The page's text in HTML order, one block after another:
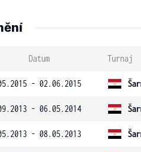
Datum Turnaj
- 02.06.2015
- 06.05.2014
- 08.05.2013